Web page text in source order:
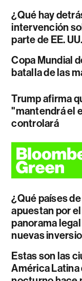
¿Qué hay
intervención
parte de EE.
Copa Mundial
batalla de las
Trump afirma
"mantendrá el
controlará
¿Qué países
apuestan por
panorama
nuevas
Estas son las
América